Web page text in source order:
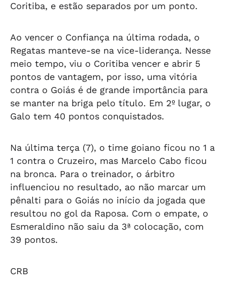
Coritiba, e estão separados por um ponto.
Ao vencer o Confiança na última rodada, o
Regatas manteve-se na vice-liderança. Nesse
meio tempo, viu o Coritiba vencer e abrir 5
pontos de vantagem, por isso, uma vitória
contra o Goiás é de grande importância para
se manter na briga pelo título. Em 2º lugar, o
Galo tem 40 pontos conquistados.
Na última terça (7), o time goiano ficou no 1 a
1 contra o Cruzeiro, mas Marcelo Cabo ficou
na bronca. Para o treinador, o árbitro
influenciou no resultado, ao não marcar um
pênalti para o Goiás no início da jogada que
resultou no gol da Raposa. Com o empate, o
Esmeraldino não saiu da 3ª colocação, com
39 pontos.
CRB